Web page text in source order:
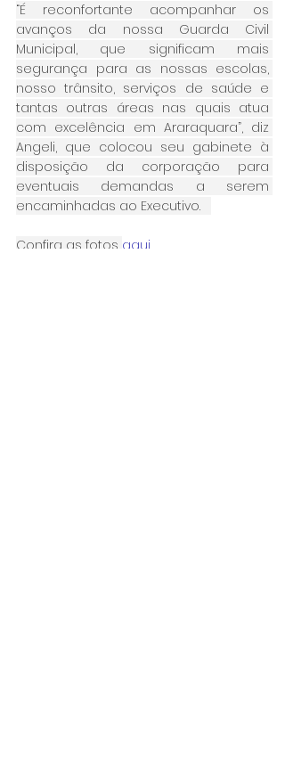
“É reconfortante acompanhar os
avanços da nossa Guarda Civil
Municipal, que significam mais
segurança para as nossas escolas,
nosso trânsito, serviços de saúde e
tantas outras áreas nas quais atua
com excelência em Araraquara”, diz
Angeli, que colocou seu gabinete à
disposição da corporação para
eventuais demandas a serem
encaminhadas ao Executivo.
Confira as fotos aqui